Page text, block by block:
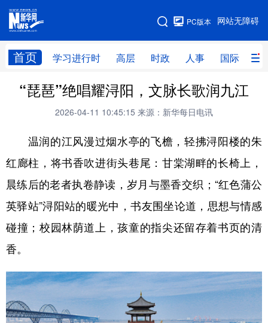
网站无障碍
PC版本
首页 学习进行时 高层 时政 人事 国际 财
网站地图
学习进行时 高层 时政 人事
财经 网评
台湾 思客智库 全球连线 教育
科技 科创 量子 体育
文化 书画 健康 军事
乡村振兴 溯源中国
城市 旅游 会展
“琵琶”绝唱耀浔阳，文脉长歌润九江
2026-04-11 10:45:15 来源：新华每日电讯
温润的江风漫过烟水亭的飞檐，轻拂浔阳楼的朱
红廊柱，将书香吹进街头巷尾：甘棠湖畔的长椅上，
晨练后的老者执卷静读，岁月与墨香交织；“红色蒲公
英驿站”浔阳站的暖光中，书友围坐论道，思想与情感
碰撞；校园林荫道上，孩童的指尖还留存着书页的清
香。